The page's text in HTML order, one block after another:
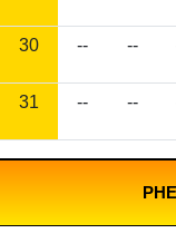
30 -- --
31 -- --